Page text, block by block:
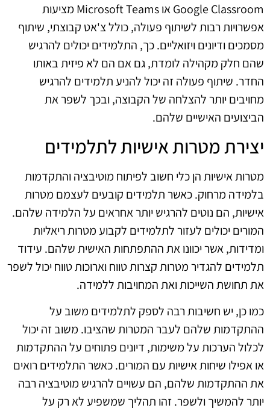
Google Classroom או Microsoft Teams מציעות
אפשרויות רבות לשיתוף פעולה, כולל צ'אט קבוצתי, שיתוף
מסמכים ודיונים ויזואליים. כך, התלמידים יכולים להרגיש
שהם חלק מקהילה לומדת, גם אם הם לא פיזית באותו
החדר. שיתוף פעולה זה יכול להניע תלמידים להרגיש
מחויבים יותר להצלחה של הקבוצה, ובכך לשפר את
הביצועים האישיים שלהם.
יצירת מטרות אישיות לתלמידים
מטרות אישיות הן כלי חשוב לפיתוח מוטיבציה והתקדמות
בלמידה מרחוק. כאשר תלמידים קובעים לעצמם מטרות
אישיות, הם נוטים להרגיש יותר אחראים על הלמידה שלהם.
המורים יכולים לעזור לתלמידים לקבוע מטרות ריאליות
ומדידות, אשר יכוונו את ההתפתחות האישית שלהם. עידוד
תלמידים להגדיר מטרות קצרות טווח וארוכות טווח יכול לשפר
את תחושת השייכות ואת המחויבות ללמידה.
כמו כן, יש חשיבות רבה לספק לתלמידים משוב על
ההתקדמות שלהם לעבר המטרות שהציבו. משוב זה יכול
לכלול הערכות על משימות, דיונים פתוחים על ההתקדמות
או אפילו שיחות אישיות עם המורים. כאשר התלמידים רואים
את ההתקדמות שלהם, הם עשויים להרגיש מוטיבציה רבה
יותר להמשיך ולשפר. זהו תהליך שמשפיע לא רק על